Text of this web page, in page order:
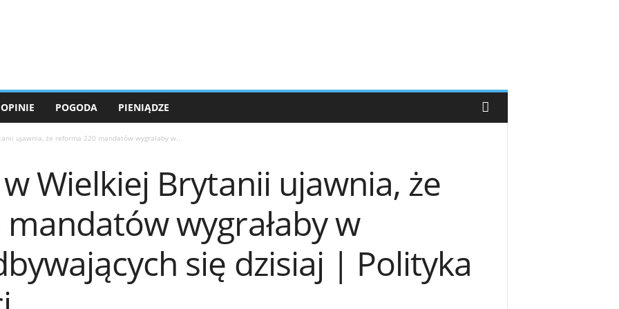
OPINIE POGODA PIENIĄDZE
ujawnia, że ​​reforma 220 mandatów wygrałaby w...
Wielkiej Brytanii ujawnia, że
wygrałaby w
się dzisiaj | Polityka